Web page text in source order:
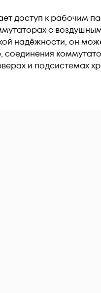
доступ к рабочим
с
надёжности, он
и подсистемах